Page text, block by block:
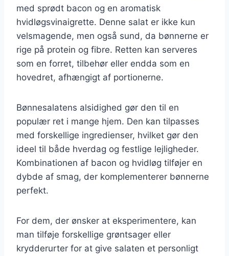
med sprødt bacon og en aromatisk
hvidløgsvinaigrette. Denne salat er ikke kun
velsmagende, men også sund, da bønnerne er
rige på protein og fibre. Retten kan serveres
som en forret, tilbehør eller endda som en
hovedret, afhængigt af portionerne.
Bønnesalatens alsidighed gør den til en
populær ret i mange hjem. Den kan tilpasses
med forskellige ingredienser, hvilket gør den
ideel til både hverdag og festlige lejligheder.
Kombinationen af bacon og hvidløg tilføjer en
dybde af smag, der komplementerer bønnerne
perfekt.
For dem, der ønsker at eksperimentere, kan
man tilføje forskellige grøntsager eller
krydderurter for at give salaten et personligt